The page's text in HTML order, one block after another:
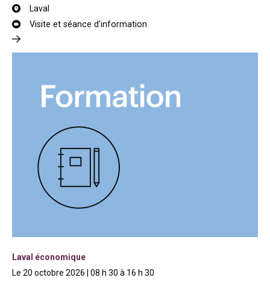
Laval
Visite et séance d'information
Laval économique
Le 20 octobre 2026 | 08 h 30 à 16 h 30